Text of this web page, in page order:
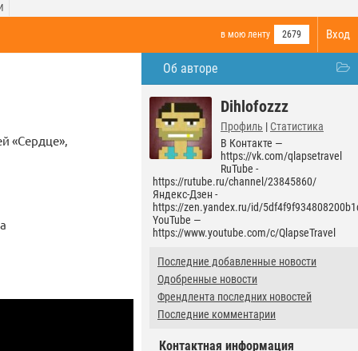
Вход
в мою ленту 2679
Об авторе
Dihlofozzz
Профиль | Статистика
В Контакте —
https://vk.com/qlapsetravel
RuTube -
https://rutube.ru/channel/23845860/
Яндекс-Дзен -
https://zen.yandex.ru/id/
YouTube —
https://www.youtube.com/c/QlapseTravel
Последние добавленные новости
Одобренные новости
Френдлента последних новостей
Последние комментарии
Контактная информация
«Сердце»,